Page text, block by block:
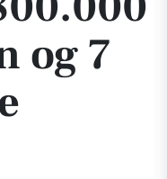
og 7